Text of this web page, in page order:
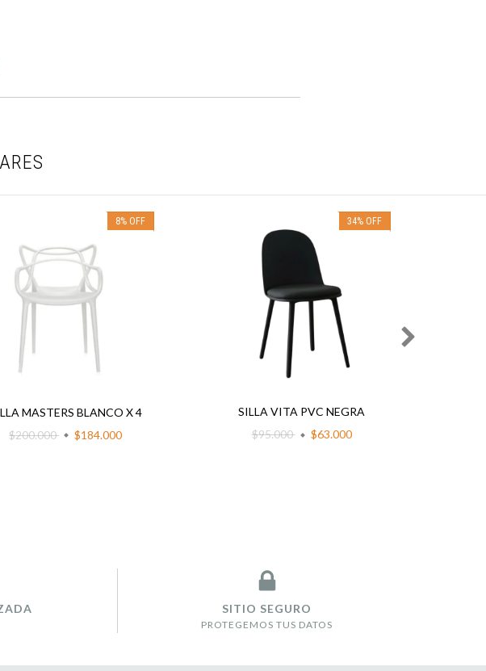
8% OFF
MASTERS BLANCO X 4
$200.000
$184.000
34% OFF
SILLA VITA PVC NEGRA
$95.000
$63.000
SITIO SEGURO
PROTEGEMOS TUS DATOS